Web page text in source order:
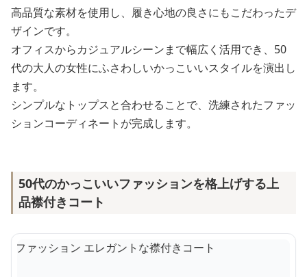
高品質な素材を使用し、履き心地の良さにもこだわったデ
ザインです。
オフィスからカジュアルシーンまで幅広く活用でき、50
代の大人の女性にふさわしいかっこいいスタイルを演出し
ます。
シンプルなトップスと合わせることで、洗練されたファッ
ションコーディネートが完成します。
50代のかっこいいファッションを格上げする上
品襟付きコート